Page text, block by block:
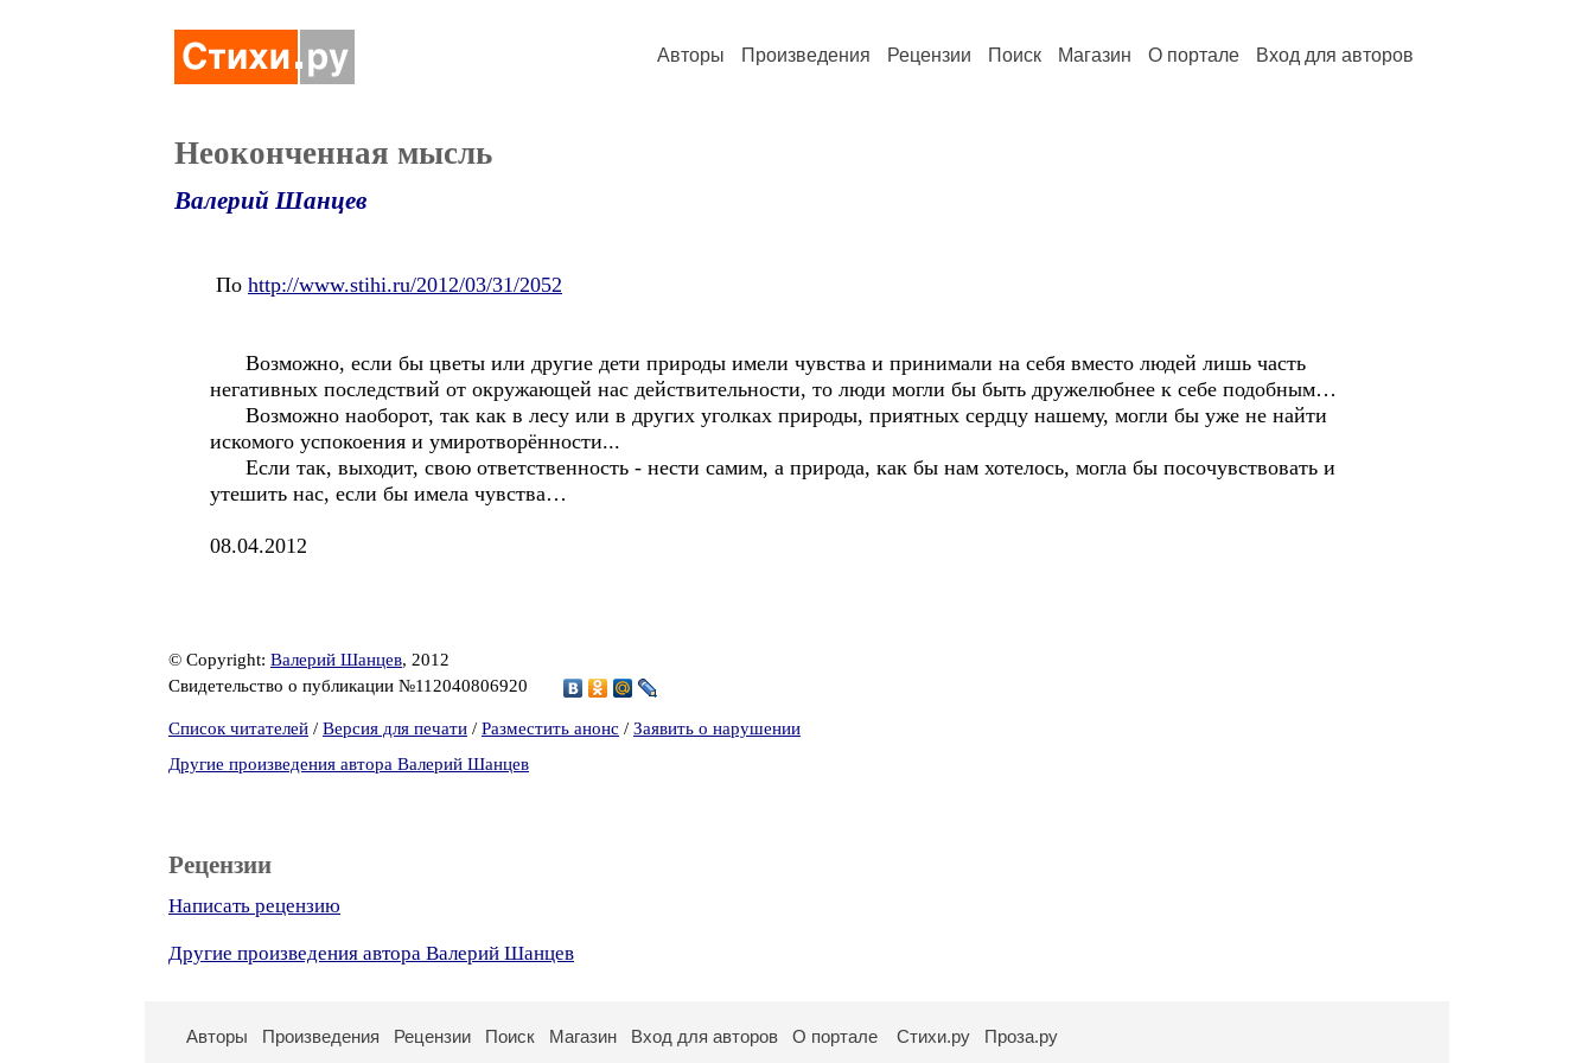
Авторы Произведения Рецензии Поиск Магазин О портале Вход для авторов
Неоконченная мысль
Валерий Шанцев
По http://www.stihi.ru/2012/03/31/2052
Возможно, если бы цветы или другие дети природы имели чувства и принимали на себя вместо людей лишь часть
негативных последствий от окружающей нас действительности, то люди могли бы быть дружелюбнее к себе подобным…
Возможно наоборот, так как в лесу или в других уголках природы, приятных сердцу нашему, могли бы уже не найти
искомого успокоения и умиротворённости...
Если так, выходит, свою ответственность - нести самим, а природа, как бы нам хотелось, могла бы посочувствовать и
утешить нас, если бы имела чувства…
08.04.2012
© Copyright: Валерий Шанцев, 2012
Свидетельство о публикации №112040806920
Список читателей / Версия для печати / Разместить анонс / Заявить о нарушении
Другие произведения автора Валерий Шанцев
Рецензии
Написать рецензию
Другие произведения автора Валерий Шанцев
Авторы Произведения Рецензии Поиск Магазин Вход для авторов О портале Стихи.ру Проза.ру